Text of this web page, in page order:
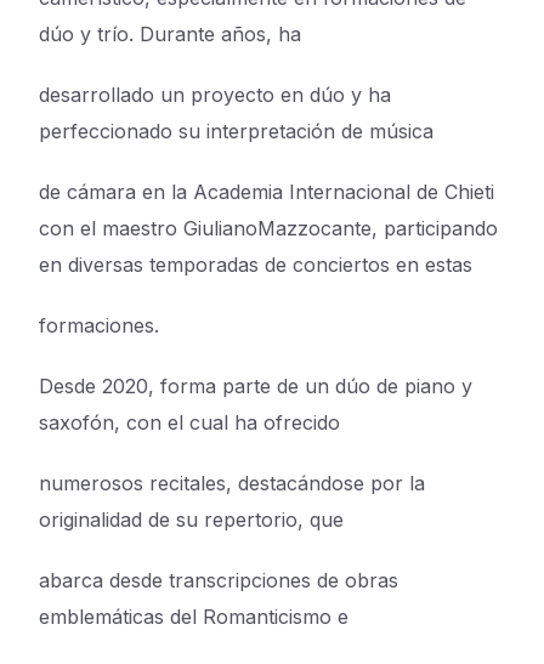
dúo y trío. Durante años, ha
desarrollado un proyecto en dúo y ha
perfeccionado su interpretación de música
de cámara en la Academia Internacional de Chieti
con el maestro GiulianoMazzocante, participando
en diversas temporadas de conciertos en estas
formaciones.
Desde 2020, forma parte de un dúo de piano y
saxofón, con el cual ha ofrecido
numerosos recitales, destacándose por la
originalidad de su repertorio, que
abarca desde transcripciones de obras
emblemáticas del Romanticismo e